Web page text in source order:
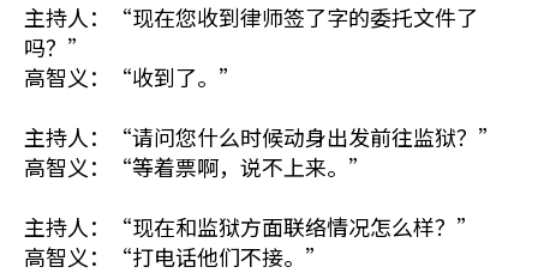
主持人：“现在您收到律师签了字的委托文件了
吗？”
高智义：“收到了。”
主持人：“请问您什么时候动身出发前往监狱？”
高智义：“等着票啊，说不上来。”
主持人：“现在和监狱方面联络情况怎么样？”
高智义：“打电话他们不接。”